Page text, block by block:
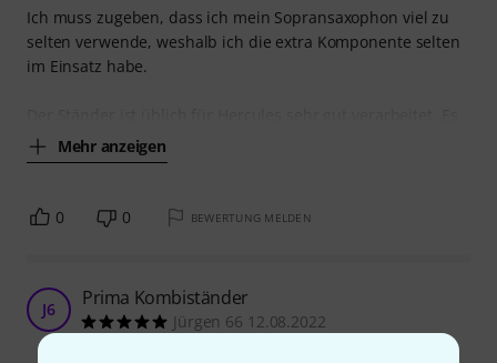
Ich muss zugeben, dass ich mein Sopransaxophon viel zu
selten verwende, weshalb ich die extra Komponente selten
im Einsatz habe.
Mehr anzeigen
0 0 BEWERTUNG MELDEN
J6 Prima Kombiständer
Jürgen 66 12.08.2022